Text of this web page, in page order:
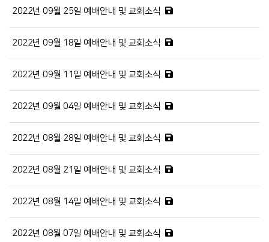
2022년 09월 25일 예배안내 및 교회소식
2022년 09월 18일 예배안내 및 교회소식
2022년 09월 11일 예배안내 및 교회소식
2022년 09월 04일 예배안내 및 교회소식
2022년 08월 28일 예배안내 및 교회소식
2022년 08월 21일 예배안내 및 교회소식
2022년 08월 14일 예배안내 및 교회소식
2022년 08월 07일 예배안내 및 교회소식